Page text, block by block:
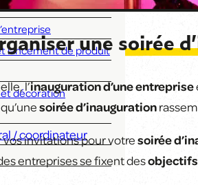
lancement de produit
décoration
/ coordinateur
une soirée
l’inauguration d’une entreprise
soirée d’inauguration
vos invitations pour votresoirée
entreprises se fixent des